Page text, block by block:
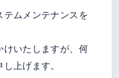
テムメンテナンスを
けいたしますが、何
上げます。